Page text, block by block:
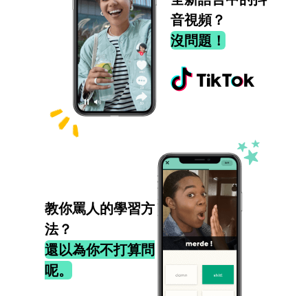
音視頻？
沒問題！
教你罵人的學習方
法？
還以為你不打算問
呢。